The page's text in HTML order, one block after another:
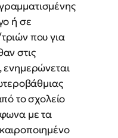
ή σε
που για
στις
ενημερώνεται
το σχολείο
με τα